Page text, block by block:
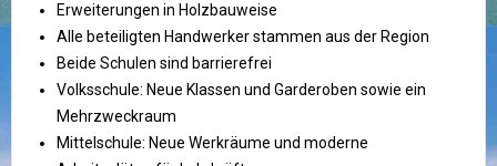
Erweiterungen in Holzbauweise
Alle beteiligten Handwerker stammen aus der Region
Beide Schulen sind barrierefrei
Volksschule: Neue Klassen und Garderoben sowie ein
Mehrzweckraum
Mittelschule: Neue Werkräume und moderne